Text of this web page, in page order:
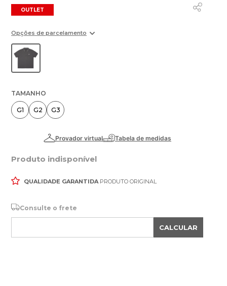
OUTLET
Opções de parcelamento
TAMANHO
G1 G2 G3
Produto indisponível
QUALIDADE GARANTIDAPRODUTO ORIGINAL
Consulte o frete
CALCULAR